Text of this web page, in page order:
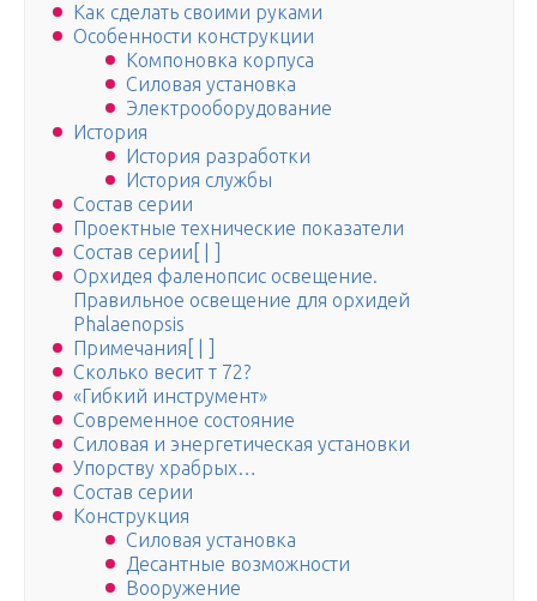
Как сделать своими руками
Особенности конструкции
Компоновка корпуса
Силовая установка
Электрооборудование
История
История разработки
История службы
Состав серии
Проектные технические показатели
Состав серии[ | ]
Орхидея фаленопсис освещение.
Правильное освещение для орхидей
Phalaenopsis
Примечания[ | ]
Сколько весит т 72?
«Гибкий инструмент»
Современное состояние
Силовая и энергетическая установки
Упорству храбрых…
Состав серии
Конструкция
Силовая установка
Десантные возможности
Вооружение